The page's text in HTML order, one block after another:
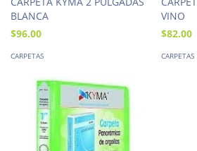
BLANCA
$96.00
CARPETAS
VINO
$82.00
CARPETAS